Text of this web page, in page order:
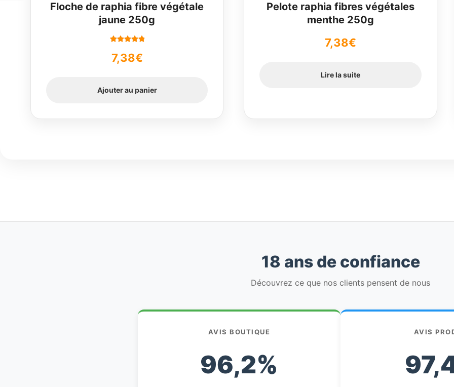
Floche de raphia fibre végétale
jaune 250g
5
7,38€
Ajouter au panier
Pelote raphia fibres végétales
menthe 250g
7,38€
Lire la suite
18 ans de confiance
Découvrez ce que nos clients pensent de nous
AVIS BOUTIQUE
96,2%
AVIS